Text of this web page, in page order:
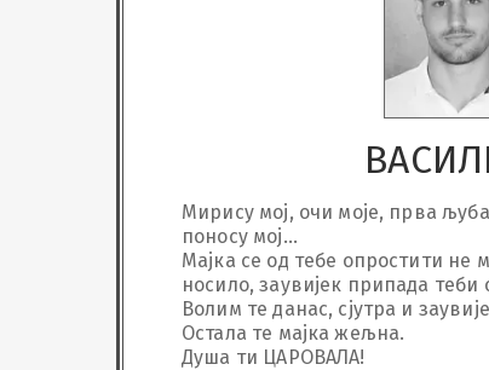
Мирису мој, очи моје, прва
поносу мој...
Мајка се од тебе опростити не
носило, заувијек припада теби
Волим те данас, сјутра и
Остала те мајка жељна.
Душа ти ЦАРОВАЛА!